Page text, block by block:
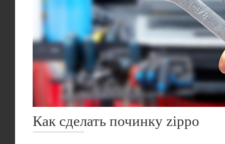
Как сделать починку zippo